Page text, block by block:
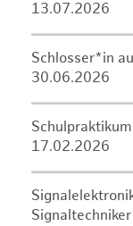
13.07.2026
Schlosser*in
30.06.2026
17.02.2026